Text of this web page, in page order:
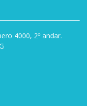
4000, 2º andar.